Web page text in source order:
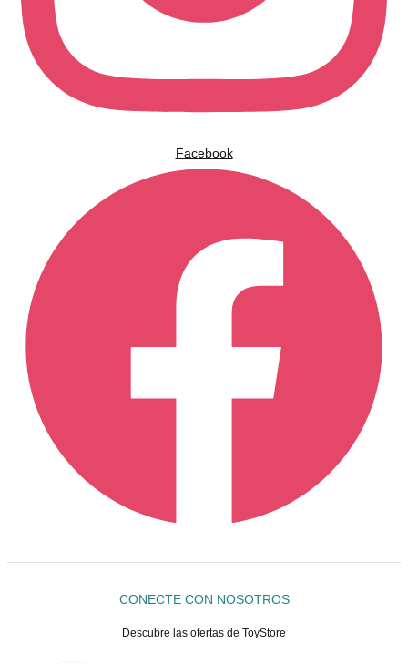
Facebook
CONECTE CON NOSOTROS
Descubre las ofertas de ToyStore